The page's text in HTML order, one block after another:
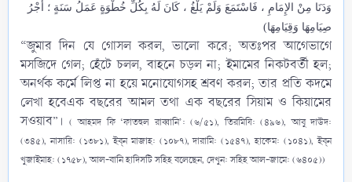
وَدَنَا مِنْ الإِمَامِ ، فَاسْتَمَعَ وَلَمْ يَلْغُ ، كَانَ لَهُ بِكُلِّ خُطْوَةٍ عَمَلُ سَنَةٍ ؛ أَجْرُ
صِيَامِهَا وَقِيَامِهَا)
“জুমার দিন যে গোসল করল, ভালো করে; অতঃপর আগেভাগে
মসজিদে গেল; হেঁটে চলল, বাহনে চড়ল না; ইমামের নিকটবর্তী হল;
অনর্থক কর্মে লিপ্ত না হয়ে মনোযোগসহ শ্রবণ করল; তার প্রতি কদমে
লেখা হবেএক বছরের আমল তথা এক বছরের সিয়াম ও কিয়ামের
সওয়াব”। ( আহমদ ফি ‘ফাতহুল রাব্বানি’: (৬/৫১), তিরমিযি: (৪৯৬), আবু দাউদ:
(৩৪৫), নাসায়ি: (১৩৮১), ইব্‌ন মাজাহ: (১০৮৭), দারামি: (১৫৪৭), হাকেম: (১০৪১), ইব্‌ন
খুজাইমাহ: (১৭৫৮), আল-বানি হাদিসটি সহিহ বলেছেন, দেখুন: সহিহ আল-জামে: (৬৪০৫))